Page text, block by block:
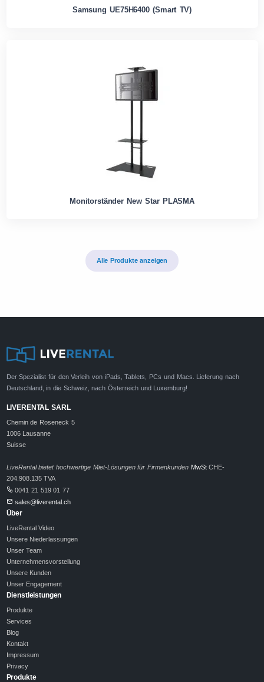
Samsung UE75H6400 (Smart TV)
Monitorständer New Star PLASMA
Alle Produkte anzeigen
Der Spezialist für den Verleih von iPads, Tablets, PCs und Macs. Lieferung nach
Deutschland, in die Schweiz, nach Österreich und Luxemburg!
LIVERENTAL SARL
Chemin de Roseneck 5
1006 Lausanne
Suisse
LiveRental bietet hochwertige Miet-Lösungen für Firmenkunden MwStCHE-
204.908.135 TVA
0041 21 519 01 77
sales@liverental.ch
Über
LiveRental Video
Unsere Niederlassungen
Unser Team
Unternehmensvorstellung
Unsere Kunden
Unser Engagement
Dienstleistungen
Produkte
Services
Blog
Kontakt
Impressum
Privacy
Produkte